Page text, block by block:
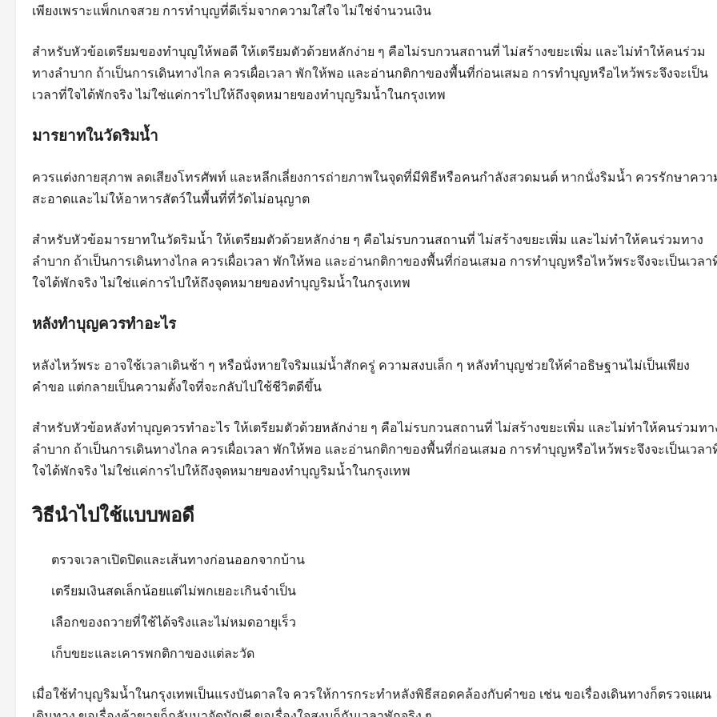
เพียงเพราะแพ็กเกจสวย การทำบุญที่ดีเริ่มจากความใส่ใจ ไม่ใช่จำนวนเงิน
สำหรับหัวข้อเตรียมของทำบุญให้พอดี ให้เตรียมตัวด้วยหลักง่าย ๆ คือไม่รบกวนสถานที่ ไม่สร้างขยะเพิ่ม และไม่ทำให้คนร่วม
ทางลำบาก ถ้าเป็นการเดินทางไกล ควรเผื่อเวลา พักให้พอ และอ่านกติกาของพื้นที่ก่อนเสมอ การทำบุญหรือไหว้พระจึงจะเป็น
เวลาที่ใจได้พักจริง ไม่ใช่แค่การไปให้ถึงจุดหมายของทำบุญริมน้ำในกรุงเทพ
มารยาทในวัดริมน้ำ
ควรแต่งกายสุภาพ ลดเสียงโทรศัพท์ และหลีกเลี่ยงการถ่ายภาพในจุดที่มีพิธีหรือคนกำลังสวดมนต์ หากนั่งริมน้ำ ควรรักษาควา
สะอาดและไม่ให้อาหารสัตว์ในพื้นที่ที่วัดไม่อนุญาต
สำหรับหัวข้อมารยาทในวัดริมน้ำ ให้เตรียมตัวด้วยหลักง่าย ๆ คือไม่รบกวนสถานที่ ไม่สร้างขยะเพิ่ม และไม่ทำให้คนร่วมทาง
ลำบาก ถ้าเป็นการเดินทางไกล ควรเผื่อเวลา พักให้พอ และอ่านกติกาของพื้นที่ก่อนเสมอ การทำบุญหรือไหว้พระจึงจะเป็นเวลา
ใจได้พักจริง ไม่ใช่แค่การไปให้ถึงจุดหมายของทำบุญริมน้ำในกรุงเทพ
หลังทำบุญควรทำอะไร
หลังไหว้พระ อาจใช้เวลาเดินช้า ๆ หรือนั่งหายใจริมแม่น้ำสักครู่ ความสงบเล็ก ๆ หลังทำบุญช่วยให้คำอธิษฐานไม่เป็นเพียง
คำขอ แต่กลายเป็นความตั้งใจที่จะกลับไปใช้ชีวิตดีขึ้น
สำหรับหัวข้อหลังทำบุญควรทำอะไร ให้เตรียมตัวด้วยหลักง่าย ๆ คือไม่รบกวนสถานที่ ไม่สร้างขยะเพิ่ม และไม่ทำให้คนร่วมทา
ลำบาก ถ้าเป็นการเดินทางไกล ควรเผื่อเวลา พักให้พอ และอ่านกติกาของพื้นที่ก่อนเสมอ การทำบุญหรือไหว้พระจึงจะเป็นเวลา
ใจได้พักจริง ไม่ใช่แค่การไปให้ถึงจุดหมายของทำบุญริมน้ำในกรุงเทพ
วิธีนำไปใช้แบบพอดี
ตรวจเวลาเปิดปิดและเส้นทางก่อนออกจากบ้าน
เตรียมเงินสดเล็กน้อยแต่ไม่พกเยอะเกินจำเป็น
เลือกของถวายที่ใช้ได้จริงและไม่หมดอายุเร็ว
เก็บขยะและเคารพกติกาของแต่ละวัด
เมื่อใช้ทำบุญริมน้ำในกรุงเทพเป็นแรงบันดาลใจ ควรให้การกระทำหลังพิธีสอดคล้องกับคำขอ เช่น ขอเรื่องเดินทางก็ตรวจแผน